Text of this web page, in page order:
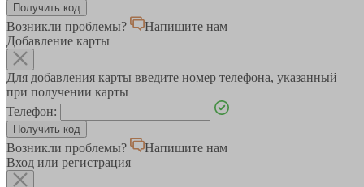
Возникли проблемы?
Напишите нам
Добавление карты
Для добавления карты введите номер телефона, указанный
при получении карты
Телефон:
Возникли проблемы?
Напишите нам
Вход или регистрация